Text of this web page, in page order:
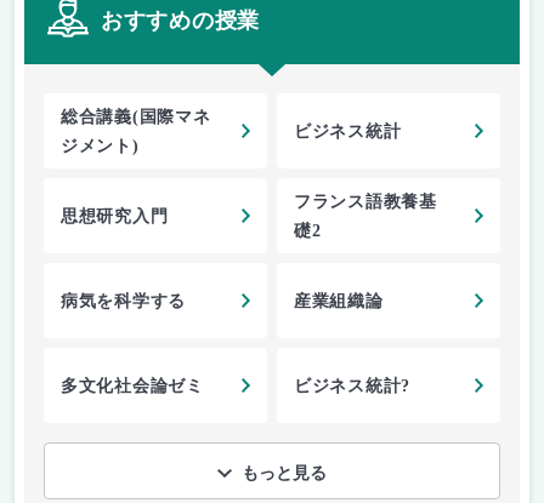
おすすめの授業
総合講義(国際マネ
ジメント)
ビジネス統計
思想研究入門
フランス語教養基
礎2
病気を科学する 産業組織論
多文化社会論ゼミ ビジネス統計?
もっと見る